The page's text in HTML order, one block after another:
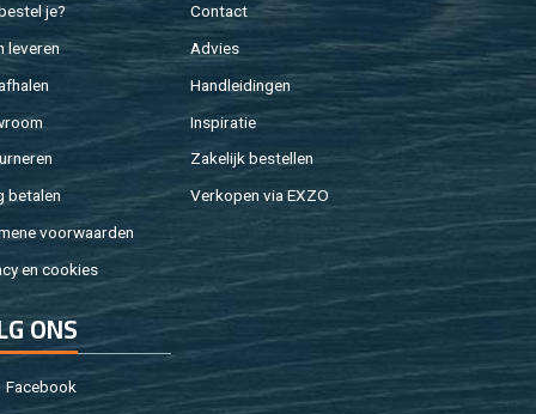
je?
le­ve­ren
be­ta­len
voor­waar­den
en coo­kies
Con­tact
Ad­vies
Hand­lei­din­gen
In­spi­ra­tie
Za­ke­lijk be­stel­len
Ver­ko­pen via EXZO
ONS
Fa­cebook